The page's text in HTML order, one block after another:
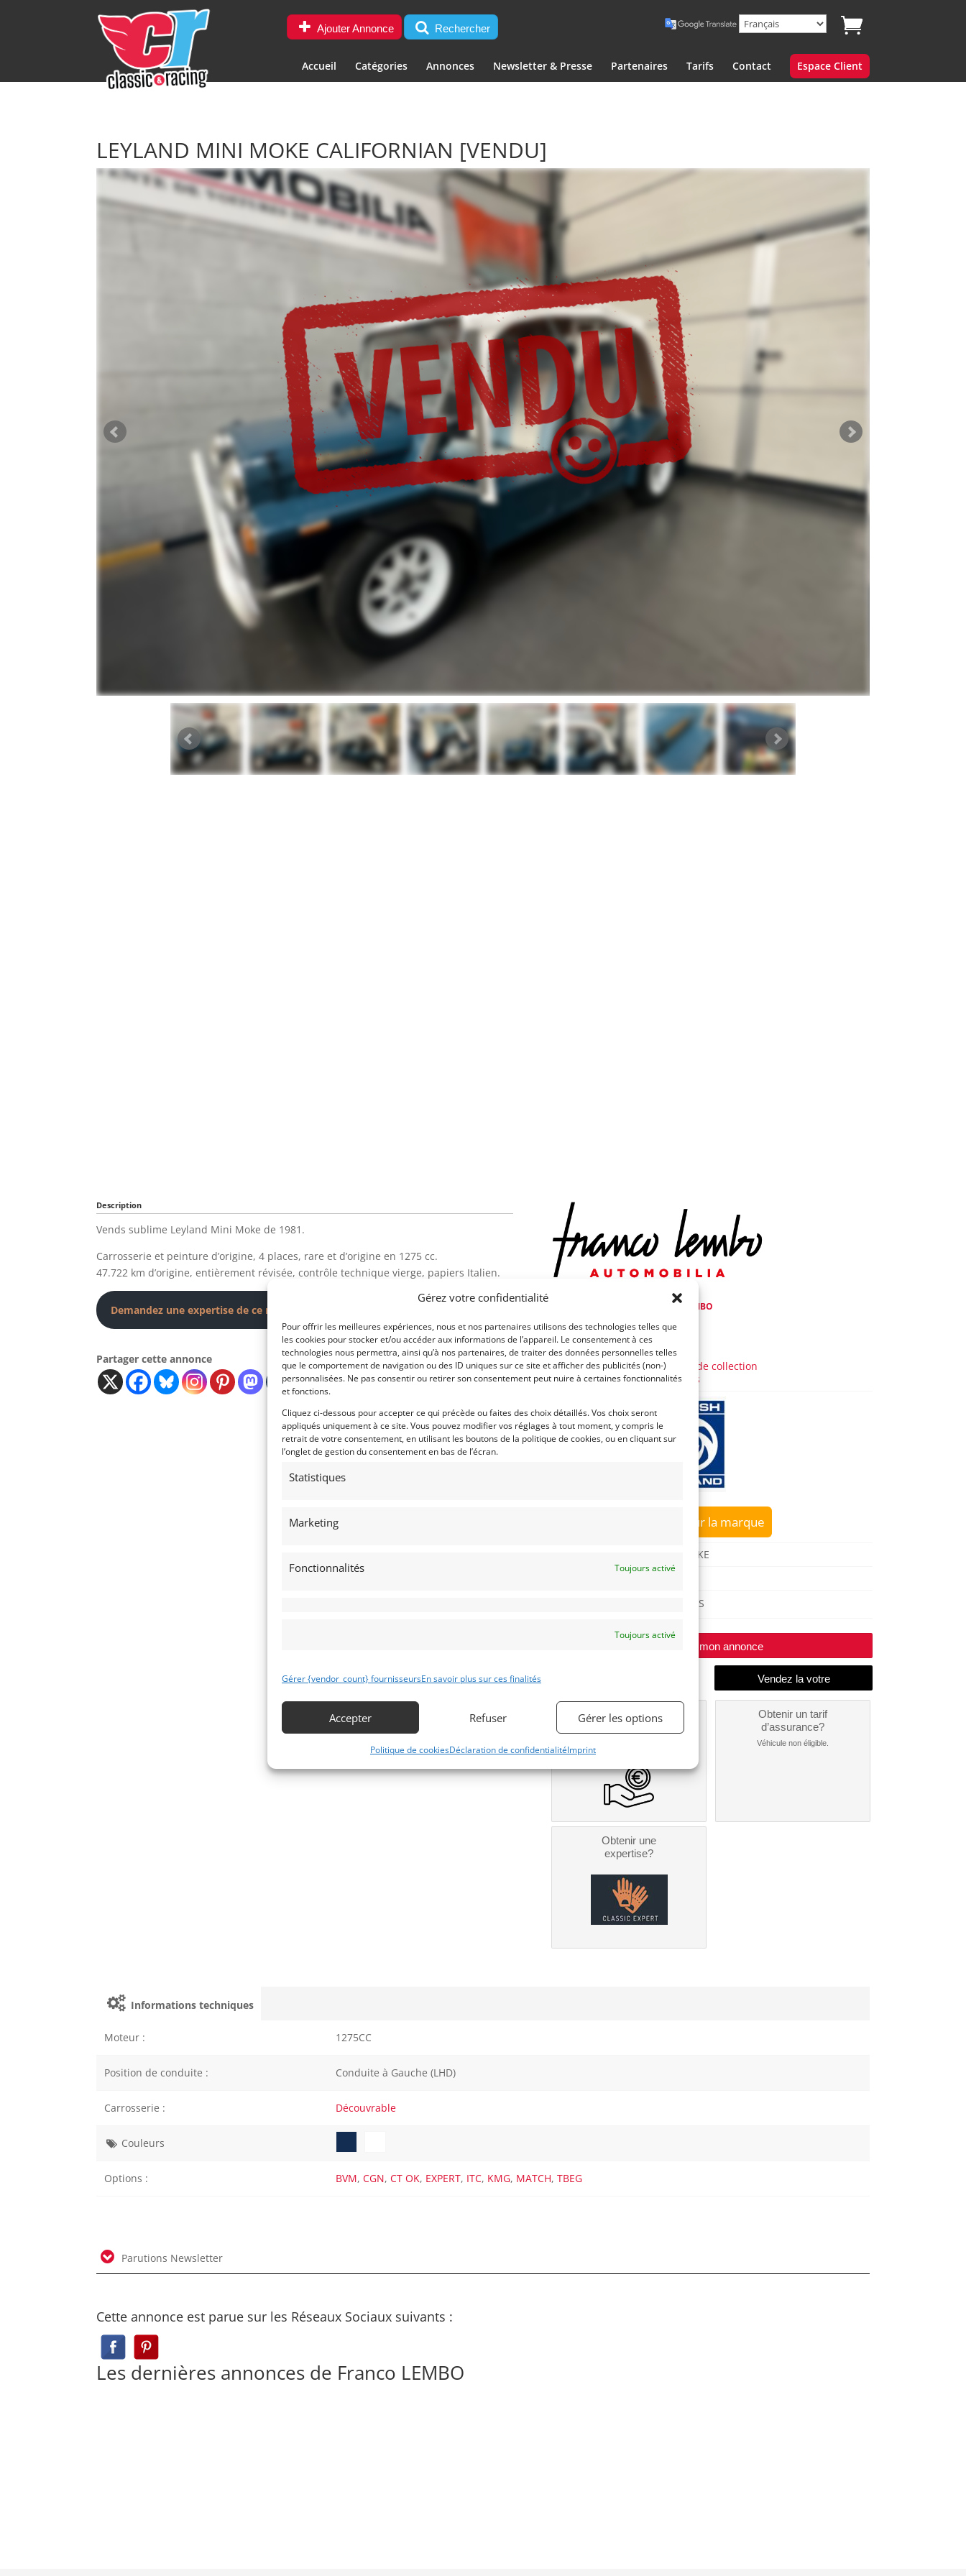
Gérez votre confidentialité
Pour offrir les meilleures expériences, nous et nos partenaires utilisons des technologies telles que
les cookies pour stocker et/ou accéder aux informations de l’appareil. Le consentement à ces
technologies nous permettra, ainsi qu’à nos partenaires, de traiter des données personnelles telles
que le comportement de navigation ou des ID uniques sur ce site et afficher des publicités (non-)
personnalisées. Ne pas consentir ou retirer son consentement peut nuire à certaines fonctionnalités
et fonctions.
Cliquez ci-dessous pour accepter ce qui précède ou faites des choix détaillés. Vos choix seront
appliqués uniquement à ce site. Vous pouvez modifier vos réglages à tout moment, y compris le
retrait de votre consentement, en utilisant les boutons de la politique de cookies, ou en cliquant sur
l’onglet de gestion du consentement en bas de l’écran.
Statistiques
Marketing
Fonctionnalités Toujours activé
Toujours activé
Gérer {vendor_count} fournisseursEn savoir plus sur ces finalités
Accepter Refuser Gérer les options
Politique de cookiesDéclaration de confidentialitéImprint
Ajouter Annonce Rechercher
Accueil Catégories Annonces Newsletter & Presse Partenaires Tarifs Contact Espace Client
LEYLAND MINI MOKE CALIFORNIAN [VENDU]
Description
Vends sublime Leyland Mini Moke de 1981.
Carrosserie et peinture d’origine, 4 places, rare et d’origine en 1275 cc.
47.722 km d’origine, entièrement révisée, contrôle technique vierge, papiers Italien.
Demandez une expertise de ce modèle
Partager cette annonce
Franco LEMBO
Publié: 26 octobre 2023 (il y a 3 ans)
Catégorie :
AUTO
Voitures de collection
Anglaises
sur la marque
MINI MOKE
REIMS
Modifier mon annonce
Obtenir un
financement ?
Obtenir un tarif
d’assurance?
Véhicule non éligible.
Obtenir une
expertise?
Informations techniques
Moteur : 1275CC
Position de conduite : Conduite à Gauche (LHD)
Carrosserie : Découvrable
Couleurs
Options : BVM,CGN,CT OK, EXPERT, ITC, KMG, MATCH,TBEG
Parutions Newsletter
Cette annonce est parue sur les Réseaux Sociaux suivants :
Les dernières annonces de Franco LEMBO